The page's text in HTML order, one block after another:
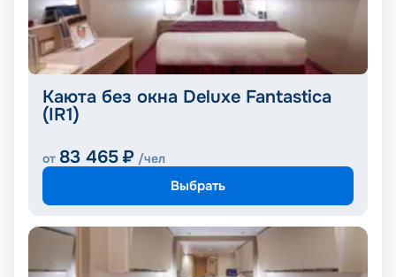
Каюта без окна Deluxe Fantastica
(IR1)
от 83 465 ₽ /чел
Выбрать